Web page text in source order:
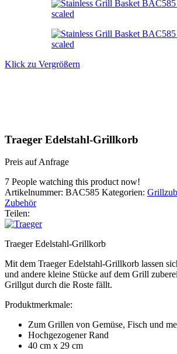
Klick zu Vergrößern
Traeger Edelstahl-Grillkorb
Preis auf Anfrage
7 People watching this product now!
Artikelnummer: BAC585 Kategorien:
Zubehör
Teilen:
Traeger Edelstahl-Grillkorb
Mit dem Traeger Edelstahl-Grillkorb lassen
und andere kleine Stücke auf dem Grill
Grillgut durch die Roste fällt.
Produktmerkmale:
Zum Grillen von Gemüse, Fisch und
Hochgezogener Rand
40 cm x 29 cm